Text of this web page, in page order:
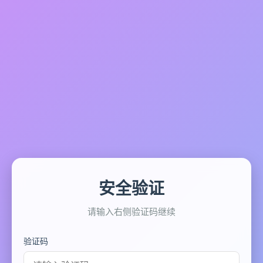
安全验证
请输入右侧验证码继续
验证码